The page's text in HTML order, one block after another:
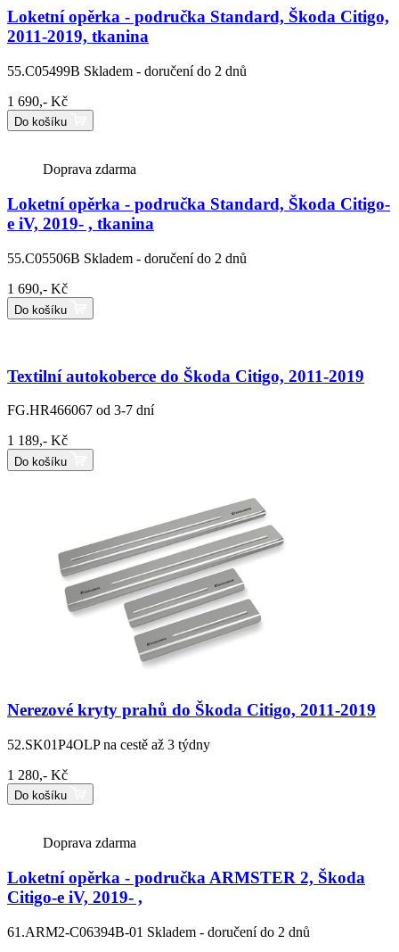
Loketní opěrka - područka Standard, Škoda Citigo,
2011-2019, tkanina
55.C05499B Skladem - doručení do 2 dnů
1 690,- Kč
Do košíku
Doprava zdarma
Loketní opěrka - područka Standard, Škoda Citigo-
e iV, 2019- , tkanina
55.C05506B Skladem - doručení do 2 dnů
1 690,- Kč
Do košíku
Textilní autokoberce do Škoda Citigo, 2011-2019
FG.HR466067 od 3-7 dní
1 189,- Kč
Do košíku
Nerezové kryty prahů do Škoda Citigo, 2011-2019
52.SK01P4OLP na cestě až 3 týdny
1 280,- Kč
Do košíku
Doprava zdarma
Loketní opěrka - područka ARMSTER 2, Škoda
Citigo-e iV, 2019- ,
61.ARM2-C06394B-01 Skladem - doručení do 2 dnů